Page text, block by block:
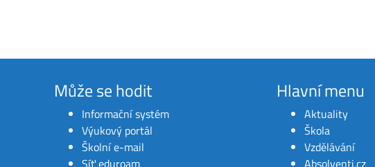
Může se hodit
Informační systém
Výukový portál
Školní e-mail
Hlavní menu
Aktuality
Škola
Vzdělávání